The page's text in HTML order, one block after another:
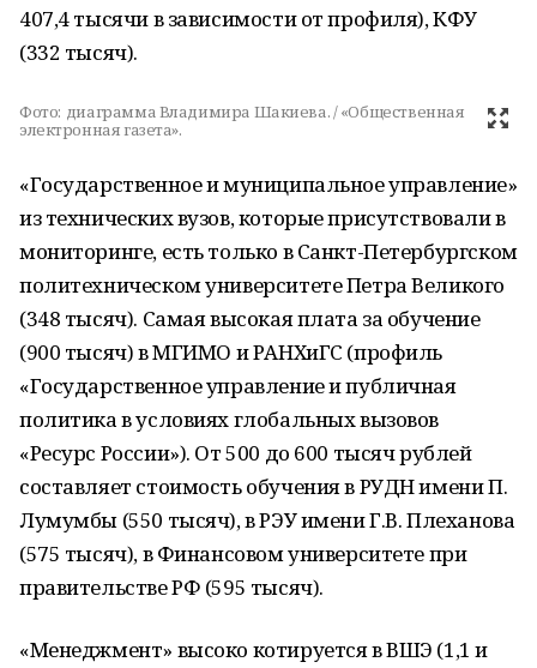
407,4 тысячи в зависимости от профиля), КФУ
(332 тысяч).
Фото: диаграмма Владимира Шакиева. / «Общественная
электронная газета».
«Государственное и муниципальное управление»
из технических вузов, которые присутствовали в
мониторинге, есть только в Санкт-Петербургском
политехническом университете Петра Великого
(348 тысяч). Самая высокая плата за обучение
(900 тысяч) в МГИМО и РАНХиГС (профиль
«Государственное управление и публичная
политика в условиях глобальных вызовов
«Ресурс России»). От 500 до 600 тысяч рублей
составляет стоимость обучения в РУДН имени П.
Лумумбы (550 тысяч), в РЭУ имени Г.В. Плеханова
(575 тысяч), в Финансовом университете при
правительстве РФ (595 тысяч).
«Менеджмент» высоко котируется в ВШЭ (1,1 и